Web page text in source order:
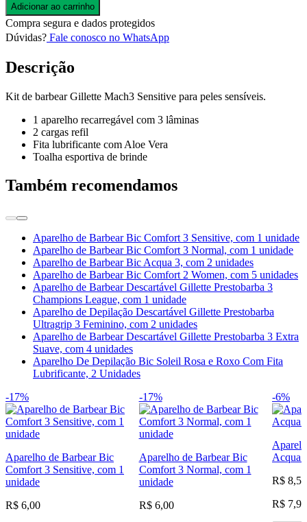
Adicionar ao carrinho
Compra segura e dados protegidos
Dúvidas? Fale conosco no WhatsApp
Descrição
Kit de barbear Gillette Mach3 Sensitive para peles sensíveis.
1 aparelho recarregável com 3 lâminas
2 cargas refil
Fita lubrificante com Aloe Vera
Toalha esportiva de brinde
Também recomendamos
Aparelho de Barbear Bic Comfort 3 Sensitive, com 1 unidade
Aparelho de Barbear Bic Comfort 3 Normal, com 1 unidade
Aparelho de Barbear Bic Acqua 3, com 2 unidades
Aparelho de Barbear Bic Comfort 2 Women, com 5 unidades
Aparelho de Barbear Descartável Gillette Prestobarba 3
Champions League, com 1 unidade
Aparelho de Depilação Descartável Gillette Prestobarba
Ultragrip 3 Feminino, com 2 unidades
Aparelho de Barbear Descartável Gillette Prestobarba 3 Extra
Suave, com 4 unidades
Aparelho De Depilação Bic Soleil Rosa e Roxo Com Fita
Lubrificante, 2 Unidades
-17%
Aparelho de Barbear Bic
Comfort 3 Sensitive, com 1
unidade
R$ 6,00
-17%
Aparelho de Barbear Bic
Comfort 3 Normal, com 1
unidade
R$ 6,00
-6%
Acqua
R$ 8,50
R$ 7,95